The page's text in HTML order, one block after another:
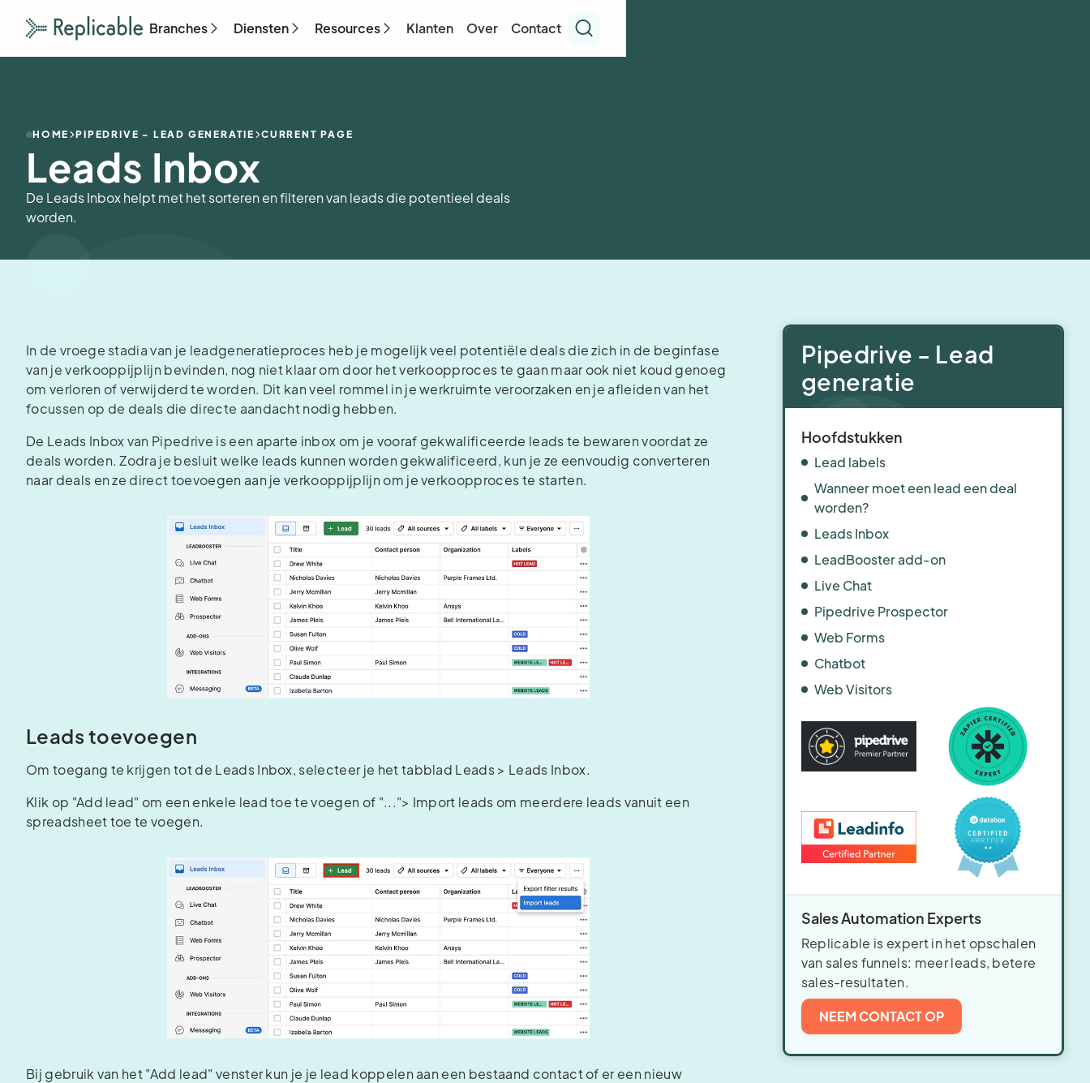
Branches Diensten Resources Klanten Over Contact
HOME PIPEDRIVE - LEAD GENERATIE CURRENT PAGE
Leads Inbox
De Leads Inbox helpt met het sorteren en filteren van leads die potentieel deals
worden.
In de vroege stadia van je leadgeneratieproces heb je mogelijk veel potentiële deals die zich in de beginfase
van je verkooppijplijn bevinden, nog niet klaar om door het verkoopproces te gaan maar ook niet koud genoeg
om verloren of verwijderd te worden. Dit kan veel rommel in je werkruimte veroorzaken en je afleiden van het
focussen op de deals die directe aandacht nodig hebben.
De Leads Inbox van Pipedrive is een aparte inbox om je vooraf gekwalificeerde leads te bewaren voordat ze
deals worden. Zodra je besluit welke leads kunnen worden gekwalificeerd, kun je ze eenvoudig converteren
naar deals en ze direct toevoegen aan je verkooppijplijn om je verkoopproces te starten.
Leads toevoegen
Om toegang te krijgen tot de Leads Inbox, selecteer je het tabblad Leads > Leads Inbox.
Klik op "Add lead" om een enkele lead toe te voegen of "..."> Import leads om meerdere leads vanuit een
spreadsheet toe te voegen.
Bij gebruik van het "Add lead" venster kun je je lead koppelen aan een bestaand contact of er een nieuw
Pipedrive - Lead
generatie
Hoofdstukken
Lead labels
Wanneer moet een lead een deal
worden?
Leads Inbox
LeadBooster add-on
Live Chat
Pipedrive Prospector
Web Forms
Chatbot
Web Visitors
Sales Automation Experts
Replicable is expert in het opschalen
van sales funnels: meer leads, betere
sales-resultaten.
NEEM CONTACT OP